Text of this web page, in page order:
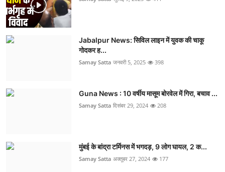
Jabalpur News: सिविल लाइन में युवक की चाकू
गोदकर ह...
Samay Satta जनवरी 5, 2025 398
Guna News : 10 वर्षीय मासूम बोरवेल में गिरा, बचाव ...
Samay Satta दिसंबर 29, 2024 208
मुंबई के बांद्रा टर्मिनस में भगदड़, 9 लोग घायल, 2 क...
Samay Satta अक्तूबर 27, 2024 177